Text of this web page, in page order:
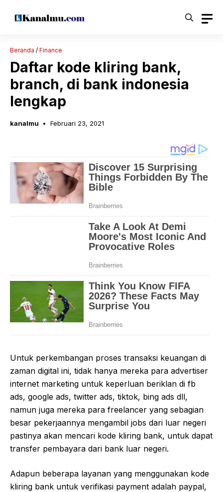
Beranda / Finance
Daftar kode kliring bank,
branch, di bank indonesia
lengkap
kanalmu Februari 23, 2021
Untuk perkembangan proses transaksi keuangan di
zaman digital ini, tidak hanya mereka para advertiser
internet marketing untuk keperluan beriklan di fb
ads, google ads, twitter ads, tiktok, bing ads dll,
namun juga mereka para freelancer yang sebagian
besar pekerjaannya mengambil jobs dari luar negeri
pastinya akan mencari kode kliring bank, untuk dapat
transfer pembayara dari bank luar negeri.
Adapun beberapa layanan yang menggunakan kode
kliring bank untuk verifikasi payment adalah paypal,